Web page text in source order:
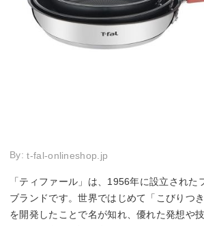
By:t-fal-onlineshop.jp
「ティファール」は、1956年に設立された
ブランドです。世界ではじめて「こびりつ
を開発したことで名が知れ、優れた発想や